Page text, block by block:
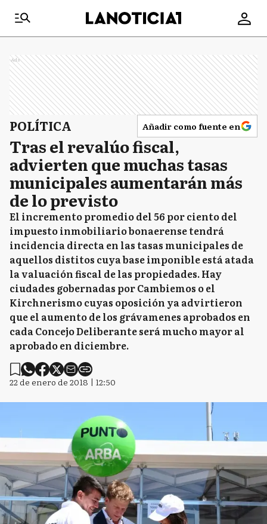
Ads
POLÍTICA Añadir como fuente en
Tras el revalúo fiscal,
advierten que muchas tasas
municipales aumentarán más
de lo previsto
El incremento promedio del 56 por ciento del
impuesto inmobiliario bonaerense tendrá
incidencia directa en las tasas municipales de
aquellos distitos cuya base imponible está atada
la valuación fiscal de las propiedades. Hay
ciudades gobernadas por Cambiemos o el
Kirchnerismo cuyas oposición ya advirtieron
que el aumento de los grávamenes aprobados en
cada Concejo Deliberante será mucho mayor al
aprobado en diciembre.
22 de enero de 2018 | 12:50